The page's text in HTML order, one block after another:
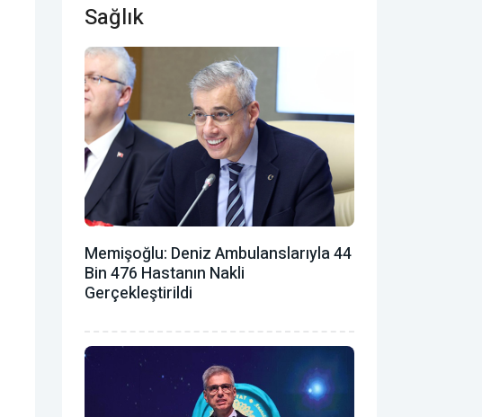
Sağlık
Memişoğlu: Deniz Ambulanslarıyla 44
Bin 476 Hastanın Nakli
Gerçekleştirildi